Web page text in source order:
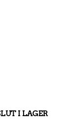
I LAGER